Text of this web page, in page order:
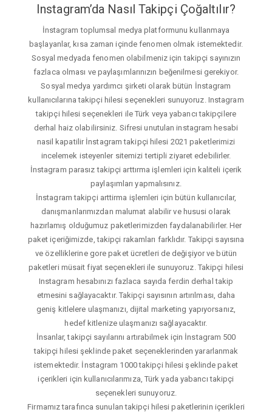
Instagram’da Nasıl Takipçi Çoğaltılır?
İnstagram toplumsal medya platformunu kullanmaya
başlayanlar, kısa zaman içinde fenomen olmak istemektedir.
Sosyal medyada fenomen olabilmeniz için takipçi sayınızın
fazlaca olması ve paylaşımlarınızın beğenilmesi gerekiyor.
Sosyal medya yardımcı şirketi olarak bütün İnstagram
kullanıcılarına takipçi hilesi seçenekleri sunuyoruz. Instagram
takipçi hilesi seçenekleri ile Türk veya yabancı takipçilere
derhal haiz olabilirsiniz. Sifresi unutulan instagram hesabi
nasil kapatilir İnstagram takipçi hilesi 2021 paketlerimizi
incelemek isteyenler sitemizi tertipli ziyaret edebilirler.
İnstagram parasız takipçi arttırma işlemleri için kaliteli içerik
paylaşımları yapmalısınız.
İnstagram takipçi arttirma işlemleri için bütün kullanıcılar,
danışmanlarımızdan malumat alabilir ve hususi olarak
hazırlamış olduğumuz paketlerimizden faydalanabilirler. Her
paket içeriğimizde, takipçi rakamları farklıdır. Takipçi sayısına
ve özelliklerine gore paket ücretleri de değişiyor ve bütün
paketleri müsait fiyat seçenekleri ile sunuyoruz. Takipçi hilesi
Instagram hesabınızı fazlaca sayıda ferdin derhal takip
etmesini sağlayacaktır. Takipçi sayısının artırılması, daha
geniş kitlelere ulaşmanızı, dijital marketing yapıyorsanız,
hedef kitlenize ulaşmanızı sağlayacaktır.
İnsanlar, takipçi sayılarını artırabilmek için İnstagram 500
takipçi hilesi şeklinde paket seçeneklerinden yararlanmak
istemektedir. İnstagram 1000 takipçi hilesi şeklinde paket
içerikleri için kullanıcılarımıza, Türk yada yabancı takipçi
seçenekleri sunuyoruz.
Firmamız tarafınca sunulan takipçi hilesi paketlerinin içerikleri